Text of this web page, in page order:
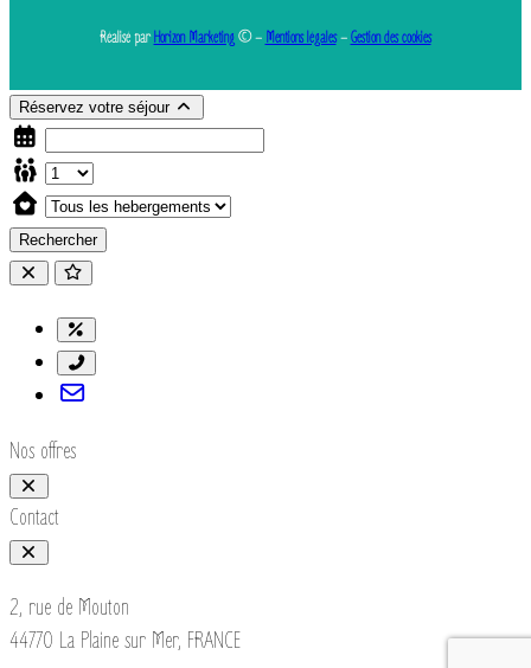
Réalisé parHorizon Marketing© – Mentions légales–Gestion des cookies
Réservez votre séjour
Rechercher
Nos offres
Contact
2, rue de Mouton
44770 La Plaine sur Mer, FRANCE